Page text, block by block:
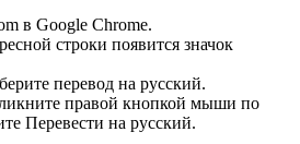
в Google Chrome.
строки появится значок
перевод на русский.
правой кнопкой мыши по
Перевести на русский.